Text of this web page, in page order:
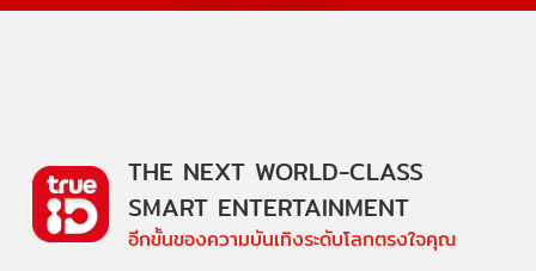
THE NEXT WORLD-CLASS
SMART ENTERTAINMENT
อีกขั้นของความบันเทิงระดับโลกตรงใจคุณ